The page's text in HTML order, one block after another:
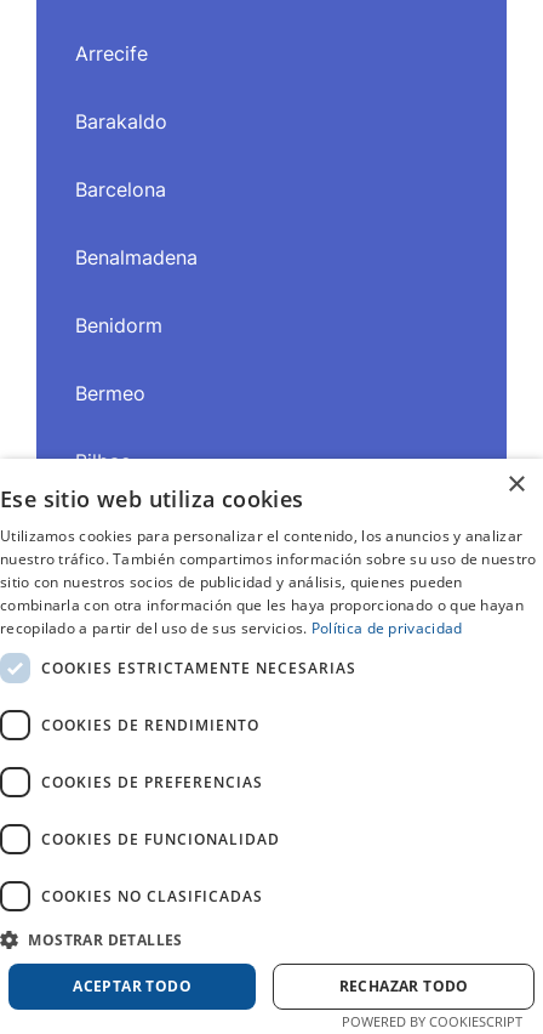
Arrecife
Barakaldo
Barcelona
Benalmadena
Benidorm
Bermeo
Bilbao
Calpe
Calvia
Cordoba
Denia
Formentera
Fuengirola
×
Ese sitio web utiliza cookies
Utilizamos cookies para personalizar el contenido, los anuncios y analizar
nuestro tráfico. También compartimos información sobre su uso de nuestro
sitio con nuestros socios de publicidad y análisis, quienes pueden
combinarla con otra información que les haya proporcionado o que hayan
recopilado a partir del uso de sus servicios. Política de privacidad
COOKIES ESTRICTAMENTE NECESARIAS
COOKIES DE RENDIMIENTO
COOKIES DE PREFERENCIAS
COOKIES DE FUNCIONALIDAD
COOKIES NO CLASIFICADAS
MOSTRAR DETALLES
ACEPTAR TODO RECHAZAR TODO
POWERED BY COOKIESCRIPT